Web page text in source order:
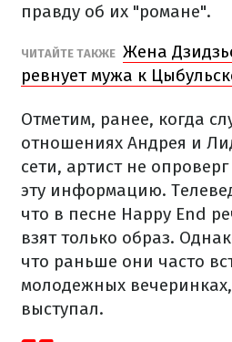
правду об их "романе".
ЧИТАЙТЕ ТАКЖЕ Жена
ревнует мужа к
Отметим, ранее, когда
отношениях Андрея и
сети, артист не
эту информацию.
что в песне Happy End
взят только образ.
что раньше они часто
молодежных
выступал.